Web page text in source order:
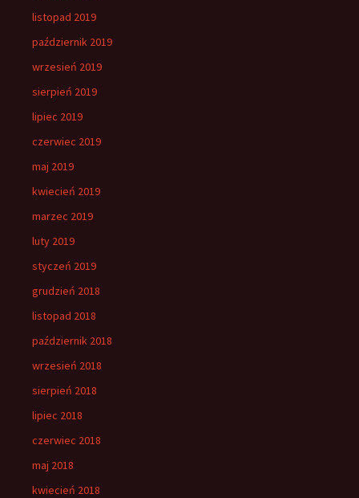
listopad 2019
październik 2019
wrzesień 2019
sierpień 2019
lipiec 2019
czerwiec 2019
maj 2019
kwiecień 2019
marzec 2019
luty 2019
styczeń 2019
grudzień 2018
listopad 2018
październik 2018
wrzesień 2018
sierpień 2018
lipiec 2018
czerwiec 2018
maj 2018
kwiecień 2018